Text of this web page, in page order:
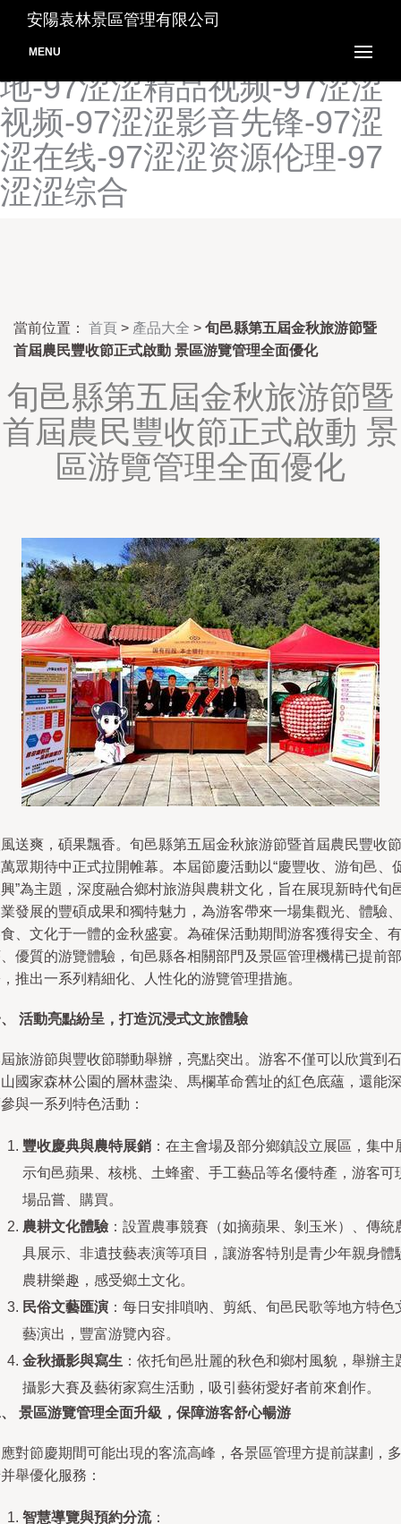
97色在线视频-97色综合资
源-97涩色人妻-97涩涩基
地-97涩涩精品视频-97涩涩
视频-97涩涩影音先锋-97涩
涩在线-97涩涩资源伦理-97
涩涩综合
安陽袁林景區管理有限公司
MENU
當前位置： 首頁 > 產品大全 > 旬邑縣第五屆金秋旅游節暨
首屆農民豐收節正式啟動 景區游覽管理全面優化
旬邑縣第五屆金秋旅游節暨
首屆農民豐收節正式啟動 景
區游覽管理全面優化
送爽，碩果飄香。旬邑縣第五屆金秋旅游節暨首屆農民豐收節
眾期待中正式拉開帷幕。本屆節慶活動以“慶豐收、游旬邑、
”為主題，深度融合鄉村旅游與農耕文化，旨在展現新時代旬
發展的豐碩成果和獨特魅力，為游客帶來一場集觀光、體驗、
、文化于一體的金秋盛宴。為確保活動期間游客獲得安全、有
優質的游覽體驗，旬邑縣各相關部門及景區管理機構已提前部
推出一系列精細化、人性化的游覽管理措施。
活動亮點紛呈，打造沉浸式文旅體驗
旅游節與豐收節聯動舉辦，亮點突出。游客不僅可以欣賞到石
國家森林公園的層林盡染、馬欄革命舊址的紅色底蘊，還能深
與一系列特色活動：
豐收慶典與農特展銷 ：在主會場及部分鄉鎮設立展區，集中
示旬邑蘋果、核桃、土蜂蜜、手工藝品等名優特產，游客可
場品嘗、購買。
農耕文化體驗 ：設置農事競賽（如摘蘋果、剝玉米）、傳統
具展示、非遺技藝表演等項目，讓游客特別是青少年親身體
農耕樂趣，感受鄉土文化。
民俗文藝匯演 ：每日安排嗩吶、剪紙、旬邑民歌等地方特色
藝演出，豐富游覽內容。
金秋攝影與寫生 ：依托旬邑壯麗的秋色和鄉村風貌，舉辦主
攝影大賽及藝術家寫生活動，吸引藝術愛好者前來創作。
景區游覽管理全面升級，保障游客舒心暢游
對節慶期間可能出現的客流高峰，各景區管理方提前謀劃，多
舉優化服務：
智慧導覽與預約分流：